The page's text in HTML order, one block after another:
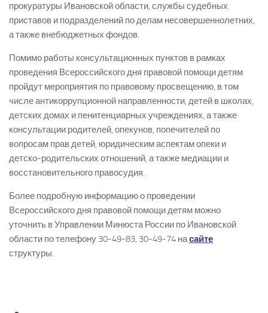
прокуратуры Ивановской области, службы судебных
приставов и подразделений по делам несовершеннолетних,
а также внебюджетных фондов.
Помимо работы консультационных пунктов в рамках
проведения Всероссийского дня правовой помощи детям
пройдут мероприятия по правовому просвещению, в том
числе антикоррупционной направленности, детей в школах,
детских домах и пенитенциарных учреждениях, а также
консультации родителей, опекунов, попечителей по
вопросам прав детей, юридическим аспектам опеки и
детско-­родительских отношений, а также медиации и
восстановительного правосудия.
Более подробную информацию о проведении
Всероссийского дня правовой помощи детям можно
уточнить в Управлении Минюста России по Ивановской
области по телефону 30-­49-­83, 30­-49-­74 насайте
структуры.